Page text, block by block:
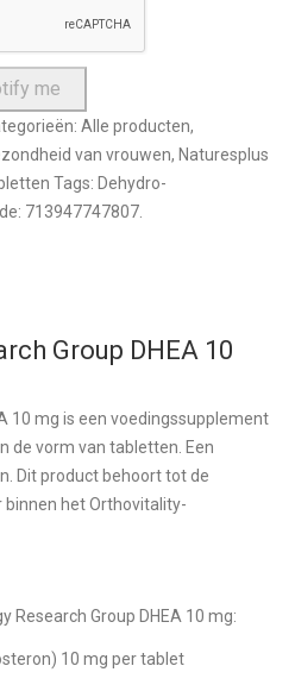
Alle producten,
van vrouwen, Naturesplus
Tags: Dehydro-
713947747807
Group DHEA 10
10 mg is een voedingssupplement
de vorm van tabletten. Een
Dit product behoort tot de
het Orthovitality-
Research Group DHEA 10 mg:
10 mg per tablet